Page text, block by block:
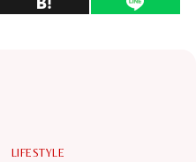
LIFESTYLE